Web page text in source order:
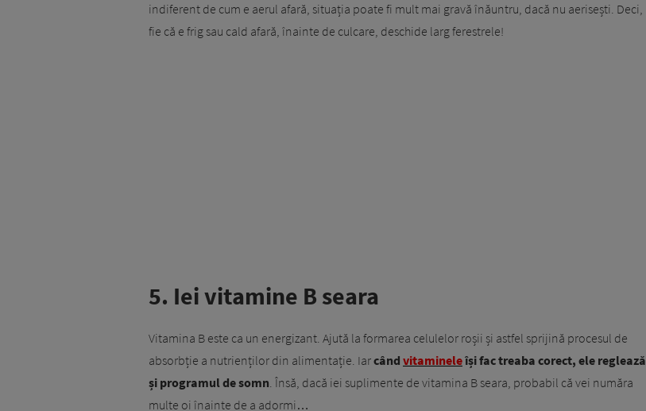
indiferent de cum e aerul afară, situația poate fi mult mai gravă înăuntru, dacă nu aerisești. Deci,
fie că e frig sau cald afară, înainte de culcare, deschide larg ferestrele!
5. Iei vitamine B seara
Vitamina B este ca un energizant. Ajută la formarea celulelor roșii și astfel sprijină procesul de
absorbție a nutrienților din alimentație. Iarcând vitamineleîși fac treaba corect, ele reglează
și programul de somn. Însă, dacă iei suplimente de vitamina B seara, probabil că vei număra
multe oi înainte de a adormi…